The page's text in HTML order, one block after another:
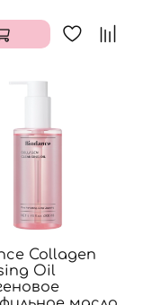
Collagen
Oil